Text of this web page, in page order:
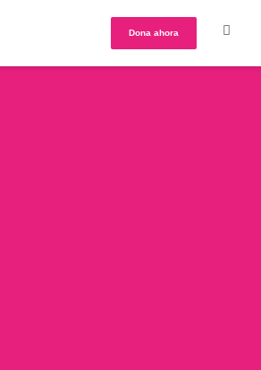
Dona ahora